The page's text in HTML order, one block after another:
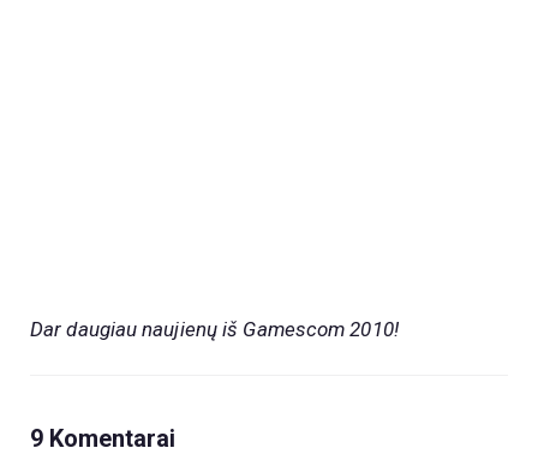
Dar daugiau naujienų iš Gamescom 2010!
9 Komentarai